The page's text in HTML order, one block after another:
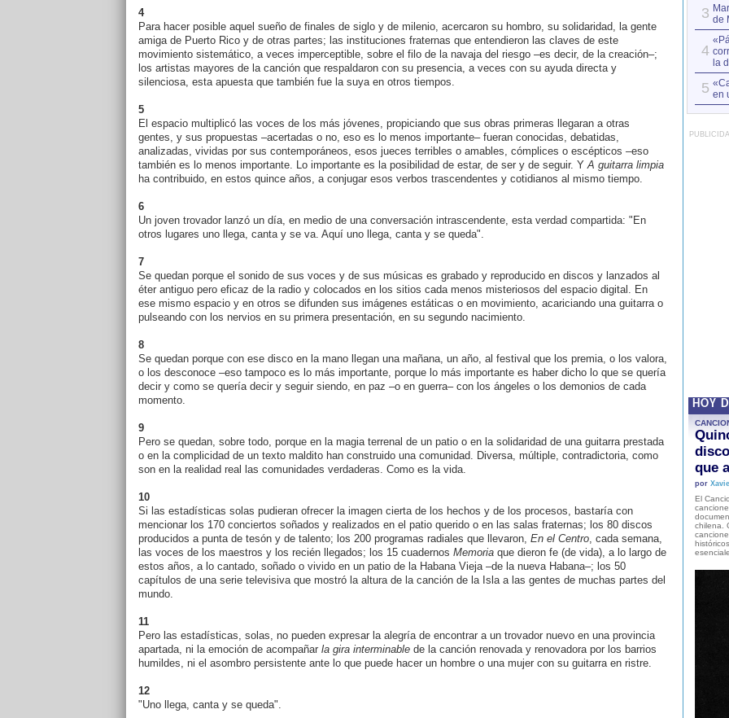
4
Para hacer posible aquel sueño de finales de siglo y de milenio, acercaron su hombro, su solidaridad, la gente
amiga de Puerto Rico y de otras partes; las instituciones fraternas que entendieron las claves de este
movimiento sistemático, a veces imperceptible, sobre el filo de la navaja del riesgo –es decir, de la creación–;
los artistas mayores de la canción que respaldaron con su presencia, a veces con su ayuda directa y
silenciosa, esta apuesta que también fue la suya en otros tiempos.
5
El espacio multiplicó las voces de los más jóvenes, propiciando que sus obras primeras llegaran a otras
gentes, y sus propuestas –acertadas o no, eso es lo menos importante– fueran conocidas, debatidas,
analizadas, vividas por sus contemporáneos, esos jueces terribles o amables, cómplices o escépticos –eso
también es lo menos importante. Lo importante es la posibilidad de estar, de ser y de seguir. YA guitarra limpia
ha contribuido, en estos quince años, a conjugar esos verbos trascendentes y cotidianos al mismo tiempo.
6
Un joven trovador lanzó un día, en medio de una conversación intrascendente, esta verdad compartida: "En
otros lugares uno llega, canta y se va. Aquí uno llega, canta y se queda".
7
Se quedan porque el sonido de sus voces y de sus músicas es grabado y reproducido en discos y lanzados al
éter antiguo pero eficaz de la radio y colocados en los sitios cada menos misteriosos del espacio digital. En
ese mismo espacio y en otros se difunden sus imágenes estáticas o en movimiento, acariciando una guitarra o
pulseando con los nervios en su primera presentación, en su segundo nacimiento.
8
Se quedan porque con ese disco en la mano llegan una mañana, un año, al festival que los premia, o los valora,
o los desconoce –eso tampoco es lo más importante, porque lo más importante es haber dicho lo que se quería
decir y como se quería decir y seguir siendo, en paz –o en guerra– con los ángeles o los demonios de cada
momento.
9
Pero se quedan, sobre todo, porque en la magia terrenal de un patio o en la solidaridad de una guitarra prestada
o en la complicidad de un texto maldito han construido una comunidad. Diversa, múltiple, contradictoria, como
son en la realidad real las comunidades verdaderas. Como es la vida.
10
Si las estadísticas solas pudieran ofrecer la imagen cierta de los hechos y de los procesos, bastaría con
mencionar los 170 conciertos soñados y realizados en el patio querido o en las salas fraternas; los 80 discos
producidos a punta de tesón y de talento; los 200 programas radiales que llevaron, En el Centro, cada semana,
las voces de los maestros y los recién llegados; los 15 cuadernos Memoriaque dieron fe (de vida), a lo largo de
estos años, a lo cantado, soñado o vivido en un patio de la Habana Vieja –de la nueva Habana–; los 50
capítulos de una serie televisiva que mostró la altura de la canción de la Isla a las gentes de muchas partes del
mundo.
11
Pero las estadísticas, solas, no pueden expresar la alegría de encontrar a un trovador nuevo en una provincia
apartada, ni la emoción de acompañar la gira interminablede la canción renovada y renovadora por los barrios
humildes, ni el asombro persistente ante lo que puede hacer un hombre o una mujer con su guitarra en ristre.
12
"Uno llega, canta y se queda".
3 de
4
la
5 en
HOY
que
por
El
chilena.